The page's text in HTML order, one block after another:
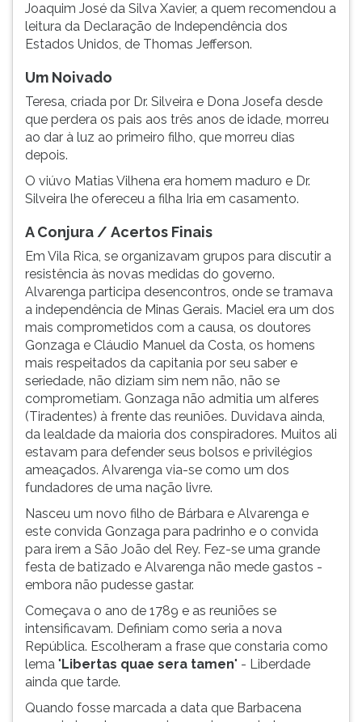
Joaquim José da Silva Xavier, a quem recomendou a
leitura da Declaração de Independência dos
Estados Unidos, de Thomas Jefferson.
Um Noivado
Teresa, criada por Dr. Silveira e Dona Josefa desde
que perdera os pais aos três anos de idade, morreu
ao dar à luz ao primeiro filho, que morreu dias
depois.
O viúvo Matias Vilhena era homem maduro e Dr.
Silveira lhe ofereceu a filha Iria em casamento.
A Conjura / Acertos Finais
Em Vila Rica, se organizavam grupos para discutir a
resistência às novas medidas do governo.
Alvarenga participa desencontros, onde se tramava
a independência de Minas Gerais. Maciel era um dos
mais comprometidos com a causa, os doutores
Gonzaga e Cláudio Manuel da Costa, os homens
mais respeitados da capitania por seu saber e
seriedade, não diziam sim nem não, não se
comprometiam. Gonzaga não admitia um alferes
(Tiradentes) à frente das reuniões. Duvidava ainda,
da lealdade da maioria dos conspiradores. Muitos ali
estavam para defender seus bolsos e privilégios
ameaçados. AIvarenga via-se como um dos
fundadores de uma nação livre.
Nasceu um novo filho de Bárbara e Alvarenga e
este convida Gonzaga para padrinho e o convida
para irem a São João del Rey. Fez-se uma grande
festa de batizado e Alvarenga não mede gastos -
embora não pudesse gastar.
Começava o ano de 1789 e as reuniões se
intensificavam. Definiam como seria a nova
República. Escolheram a frase que constaria como
lema "Libertas quae sera tamen" - Liberdade
ainda que tarde.
Quando fosse marcada a data que Barbacena